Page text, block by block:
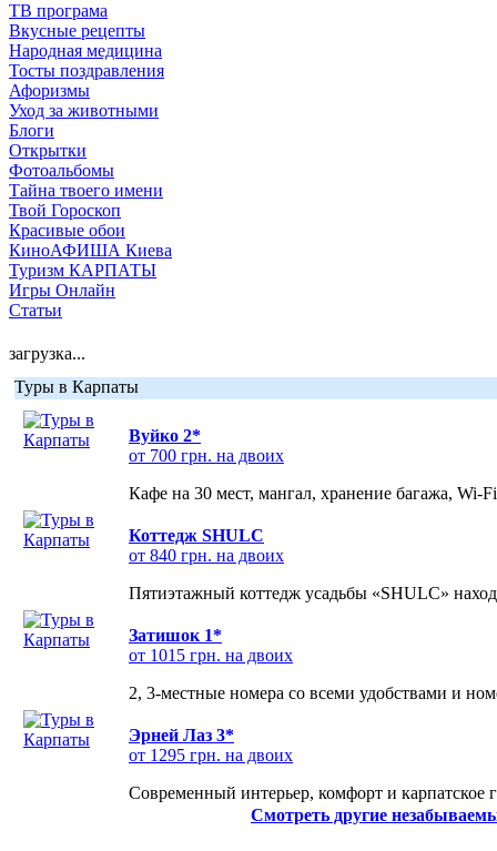
ТВ програма
Вкусные рецепты
Народная медицина
Тосты поздравления
Афоризмы
Уход за животными
Блоги
Открытки
Фотоальбомы
Тайна твоего имени
Твой Гороскоп
Красивые обои
КиноАФИША Киева
Туризм КАРПАТЫ
Игры Онлайн
Статьи
загрузка...
Туры в Карпаты
Вуйко 2*
от 700 грн. на двоих
Кафе на 30 мест, мангал, хранение багажа, Wi-
Коттедж SHULC
от 840 грн. на двоих
Пятиэтажный коттедж усадьбы «SHULC»
Затишок 1*
от 1015 грн. на двоих
2, 3-местные номера со всеми удобствами и
Эрней Лаз 3*
от 1295 грн. на двоих
Современный интерьер, комфорт и карпатское
Смотреть другие